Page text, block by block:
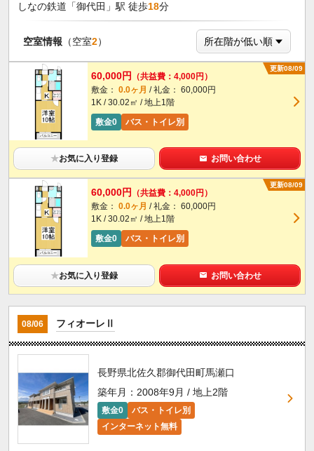
しなの鉄道「御代田」駅 徒歩18分
空室情報 （空室2）
更新08/09
60,000円
（共益費：4,000円）
敷金： 0.0ヶ月 / 礼金： 60,000円
1K / 30.02㎡ / 地上1階
敷金0
バス・トイレ別
★お気に入り登録 お問い合わせ
更新08/09
60,000円
（共益費：4,000円）
敷金： 0.0ヶ月 / 礼金： 60,000円
1K / 30.02㎡ / 地上1階
敷金0
バス・トイレ別
★お気に入り登録 お問い合わせ
08/06 フィオーレⅡ
長野県北佐久郡御代田町馬瀬口
築年月：2008年9月 / 地上2階
敷金0
バス・トイレ別
インターネット無料